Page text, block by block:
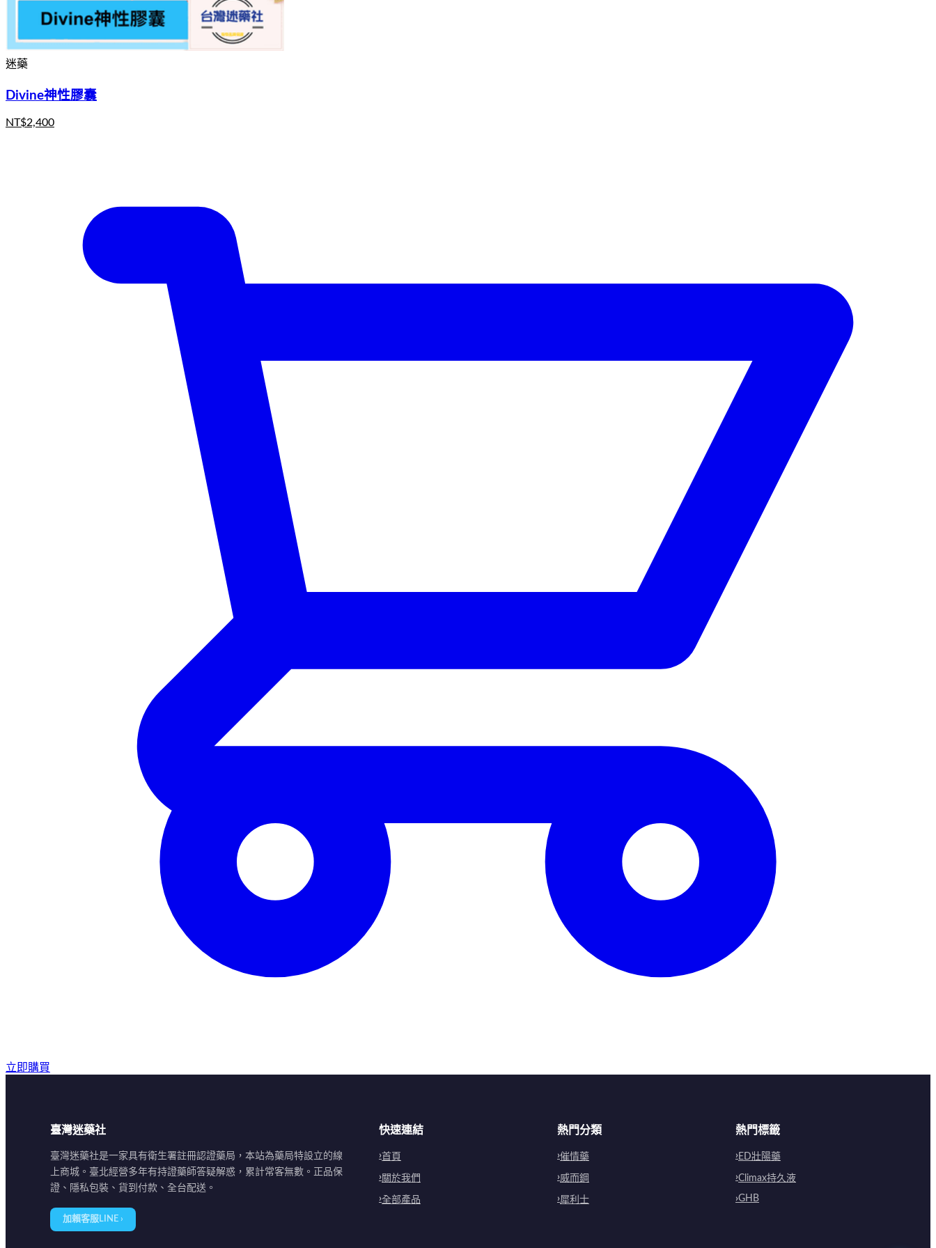
迷藥
Divine神性膠囊
NT$2,400
立即購買
臺灣迷藥社
臺灣迷藥社是一家具有衛生署註冊認證藥局，本站為藥局特設立的線
上商城。臺北經營多年有持證藥師答疑解惑，累計常客無數。正品保
證、隱私包裝、貨到付款、全台配送。
加賴客服LINE ›
快速連結
首頁
關於我們
全部產品
熱門分類
催情藥
威而鋼
犀利士
熱門標籤
ED壯陽藥
Climax持久液
GHB